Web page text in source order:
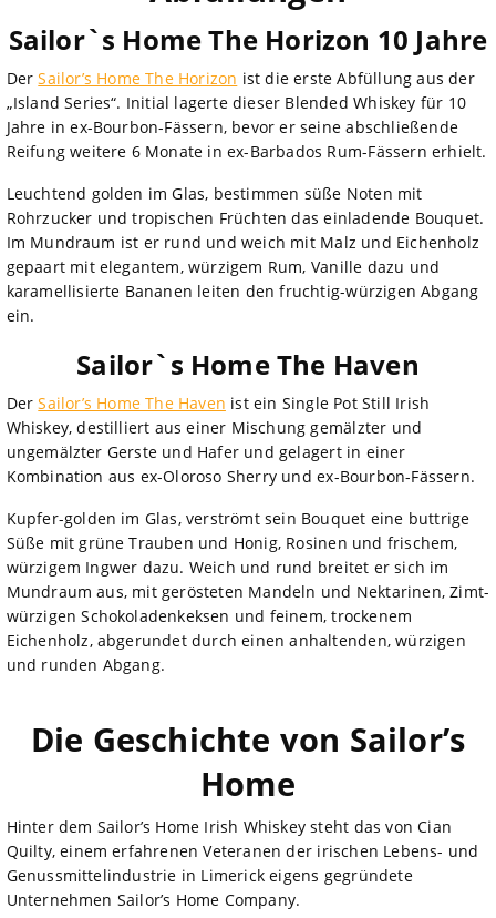
Sailor`s Home The Horizon 10 Jahre
DerSailor’s Home The Horizon ist die erste Abfüllung aus der
„Island Series“. Initial lagerte dieser Blended Whiskey für 10
Jahre in ex-Bourbon-Fässern, bevor er seine abschließende
Reifung weitere 6 Monate in ex-Barbados Rum-Fässern erhielt.
Leuchtend golden im Glas, bestimmen süße Noten mit
Rohrzucker und tropischen Früchten das einladende Bouquet.
Im Mundraum ist er rund und weich mit Malz und Eichenholz
gepaart mit elegantem, würzigem Rum, Vanille dazu und
karamellisierte Bananen leiten den fruchtig-würzigen Abgang
ein.
Sailor`s Home The Haven
DerSailor’s Home The Haven ist ein Single Pot Still Irish
Whiskey, destilliert aus einer Mischung gemälzter und
ungemälzter Gerste und Hafer und gelagert in einer
Kombination aus ex-Oloroso Sherry und ex-Bourbon-Fässern.
Kupfer-golden im Glas, verströmt sein Bouquet eine buttrige
Süße mit grüne Trauben und Honig, Rosinen und frischem,
würzigem Ingwer dazu. Weich und rund breitet er sich im
Mundraum aus, mit gerösteten Mandeln und Nektarinen, Zimt-
würzigen Schokoladenkeksen und feinem, trockenem
Eichenholz, abgerundet durch einen anhaltenden, würzigen
und runden Abgang.
Die Geschichte von Sailor’s
Home
Hinter dem Sailor’s Home Irish Whiskey steht das von Cian
Quilty, einem erfahrenen Veteranen der irischen Lebens- und
Genussmittelindustrie in Limerick eigens gegründete
Unternehmen Sailor’s Home Company.